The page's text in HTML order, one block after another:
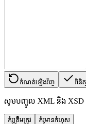
កំណត់ឡើងវិញ ពិនិត្
សូមបញ្ចូល XML និង XSD
គំរូត្រឹមត្រូវ គំរូមានកំហុស